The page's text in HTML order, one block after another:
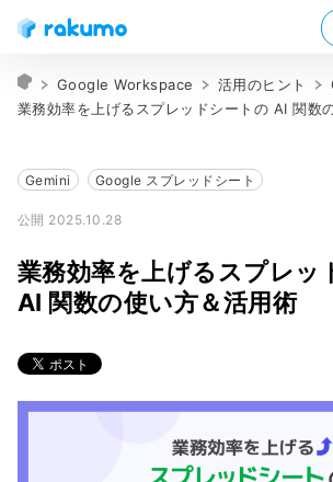
Google Workspace 活用のヒント
業務効率を上げるスプレッドシートの AI 関数
Gemini Google スプレッドシート
公開 2025.10.28
業務効率を上げるスプレッ
AI 関数の使い方＆活用術